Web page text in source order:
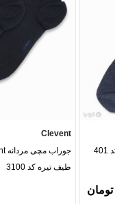
جوراب دیابتی ساقدار اسپرت پاآرا کد 401
Clevent
طیف تیره کد 3100